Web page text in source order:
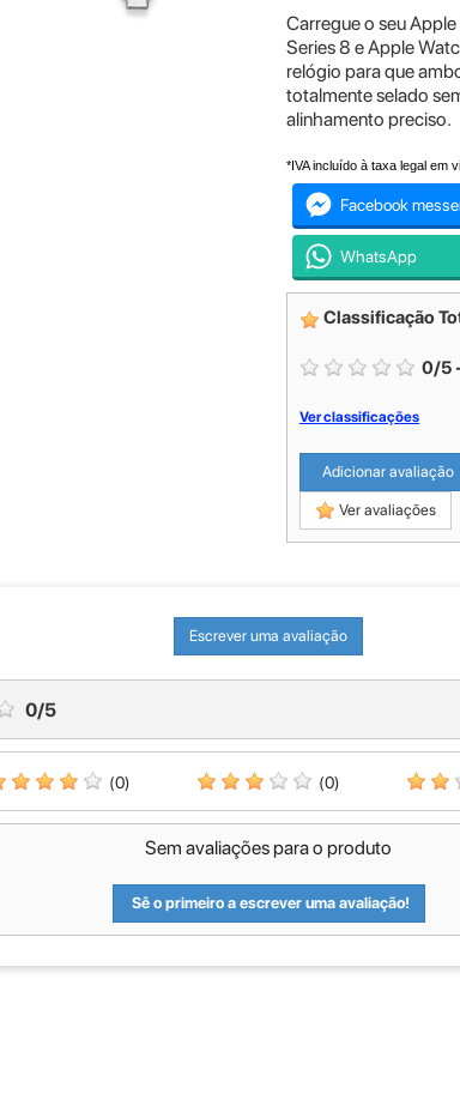
Carregue o seu
Series 8 e Apple
relógio para que
totalmente selado
alinhamento preciso.
*IVA incluído à taxa legal em
Facebook
WhatsApp
Classificação
0/5
Ver classificações
Adicionar avaliação
Ver avaliações
Escrever uma avaliação
0/5
(0) (0)
Sem avaliações para o produto
Sê o primeiro a escrever uma avaliação!